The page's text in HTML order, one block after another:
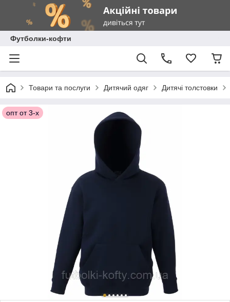
Футболки-кофти
Товари та послуги Дитячий одяг Дитячі толстовки
опт от 3-х